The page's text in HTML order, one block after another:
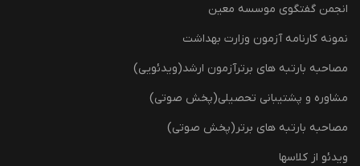
انجمن گفتگوی موسسه معین
نمونه کارنامه آزمون وزارت بهداشت
مصاحبه بارتبه های برترآزمون ارشد(ویدئویی)
مشاوره و پشتیبانی تحصیلی(پخش صوتی)
مصاحبه بارتبه های برتر(پخش صوتی)
ویدئو از کلاسها